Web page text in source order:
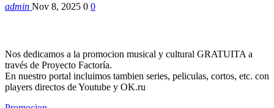
admin Nov 8, 2025 0 0
Nos dedicamos a la promocion musical y cultural GRATUITA a
través de Proyecto Factoría.
En nuestro portal incluimos tambien series, peliculas, cortos, etc. con
players directos de Youtube y OK.ru